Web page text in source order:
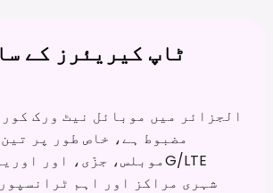
ٹاپ کیریئرز کے
الجزائر میں موبائل نیٹ ورک
مضبوط ہے، خاص طور پر
شہری مراکز اور اہم